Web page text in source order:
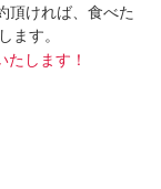
頂ければ、食べた
ます。
します！